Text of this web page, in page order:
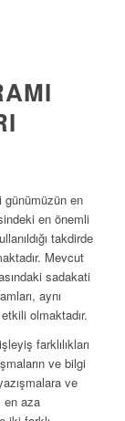
günümüzün en
en önemli
takdirde
Mevcut
sadakati
aynı
olmaktadır.
farklılıkları
ve bilgi
ve
en aza